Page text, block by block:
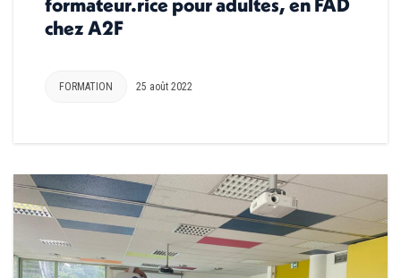
chez A2F
FORMATION 25 août 2022